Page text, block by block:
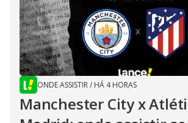
ONDE ASSISTIR/ HÁ 4 HORAS
Manchester City x